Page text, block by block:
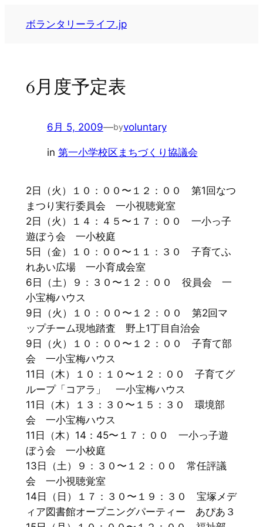
ボランタリーライフ.jp
6月度予定表
6月 5, 2009—byvoluntary
in 第一小学校区まちづくり協議会
2日（火）１０：００〜１２：００ 第1回なつ
まつり実行委員会 一小視聴覚室
2日（火）１４：４５〜１７：００ 一小っ子
遊ぼう会 一小校庭
5日（金）１０：００〜１１：３０ 子育てふ
れあい広場 一小育成会室
6日（土）９：３０〜１２：００ 役員会 一
小宝梅ハウス
9日（火）１０：００〜１２：００ 第2回マ
ップチーム現地踏査 野上1丁目自治会
9日（火）１０：００〜１２：００ 子育て部
会 一小宝梅ハウス
11日（木）１０：１０〜１２：００ 子育てグ
ループ「コアラ」 一小宝梅ハウス
11日（木）１３：３０〜１５：３０ 環境部
会 一小宝梅ハウス
11日（木）14：45〜１７：００ 一小っ子遊
ぼう会 一小校庭
13日（土）９：３０〜１２：００ 常任評議
会 一小視聴覚室
14日（日）１７：３０〜１９：３０ 宝塚メデ
ィア図書館オープニングパーティー あぴあ３